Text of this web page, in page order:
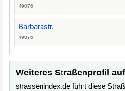
49076
Barbarastr.
49076
Weiteres Straßenprofil
strassenindex.de führt diese